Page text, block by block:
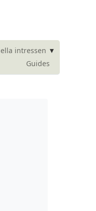
intressen ▾
Guides